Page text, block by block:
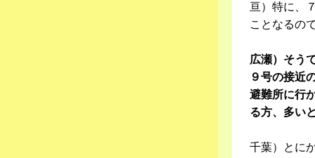
亘）特に、
ことなるの
広瀬）そう
９号の接近
避難所に行
る方、多い
千葉）とに